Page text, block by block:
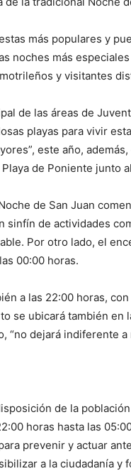
más populares y
noches más
y visitantes
de las áreas de
playas para vivir
este año,
de Poniente junto
de San Juan
de actividades
Por otro lado, el
00:00 horas.
a las 22:00 horas, con
se ubicará también
“no dejará indiferente a
de la
horas hasta las
prevenir y actuar
a la ciudadanía